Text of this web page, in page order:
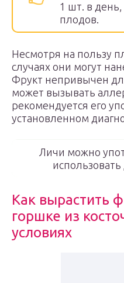
1 шт. в
плодов.
Несмотря на пользу
случаях они могут
Фрукт непривычен
может вызывать
рекомендуется его
установленном
Личи можно
Как вырастить
горшке из
условиях